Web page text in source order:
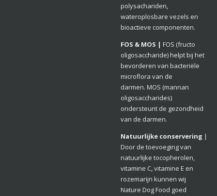
polysachariden,
wateroplosbare vezels en
bioactieve componenten.
FOS & MOS | FOS (fructo
oligosaccharide) helpt bij het
bevorderen van bacteriële
microflora van de
darmen. MOS (mannan
oligosaccharides)
ondersteunt de gezondheid
van de darmen.
Natuurlijke conservering |
Door de toevoeging van
natuurlijke tocopherolen,
vitamine C, vitamine E en
rozemarijn kunnen wij
Nature Dog Food goed